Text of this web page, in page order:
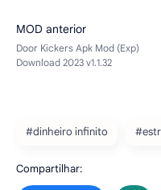
#dinheiro infinito